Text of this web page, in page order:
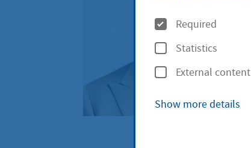
O
p
t
i
o
Required
Statistics
External content
Show more details